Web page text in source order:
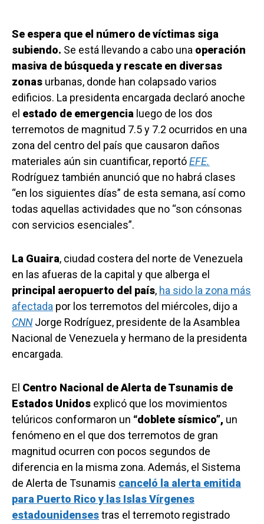
Se espera que el número de víctimas siga
subiendo. Se está llevando a cabo una operación
masiva de búsqueda y rescate en diversas
zonas urbanas, donde han colapsado varios
edificios. La presidenta encargada declaró anoche
el estado de emergencia luego de los dos
terremotos de magnitud 7.5 y 7.2 ocurridos en una
zona del centro del país que causaron daños
materiales aún sin cuantificar, reportóEFE.
Rodríguez también anunció que no habrá clases
“en los siguientes días” de esta semana, así como
todas aquellas actividades que no “son cónsonas
con servicios esenciales”.
La Guaira, ciudad costera del norte de Venezuela
en las afueras de la capital y que alberga el
principal aeropuerto del país, ha sido la zona más
afectada por los terremotos del miércoles, dijo a
CNNJorge Rodríguez, presidente de la Asamblea
Nacional de Venezuela y hermano de la presidenta
encargada.
El Centro Nacional de Alerta de Tsunamis de
Estados Unidos explicó que los movimientos
telúricos conformaron un “doblete sísmico”, un
fenómeno en el que dos terremotos de gran
magnitud ocurren con pocos segundos de
diferencia en la misma zona. Además, el Sistema
de Alerta de Tsunamis canceló la alerta emitida
para Puerto Rico y las Islas Vírgenes
estadounidensestras el terremoto registrado